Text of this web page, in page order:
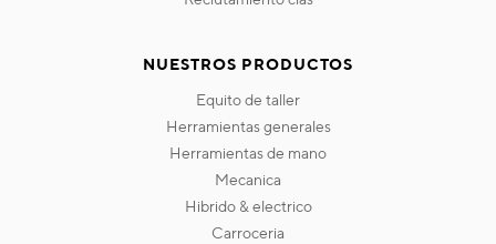
NUESTROS PRODUCTOS
equito de taller
herramientas generales
herramientas de mano
mecanica
hibrido & electrico
carroceria